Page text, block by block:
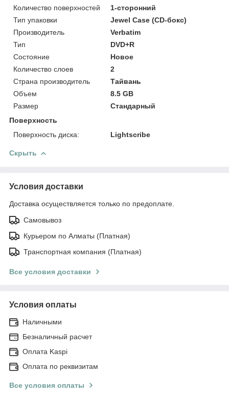
Количество поверхностей
1-сторонний
Тип упаковки
Jewel Case (CD-бокс)
Производитель
Verbatim
Тип
DVD+R
Состояние
Новое
Количество слоев
2
Страна производитель
Тайвань
Объем
8.5 GB
Размер
Стандарный
Поверхность
Поверхность диска:
Lightscribe
Скрыть
Условия доставки
Доставка осуществляется только по предоплате.
Самовывоз
Курьером по Алматы (Платная)
Транспортная компания (Платная)
Все условия доставки
Условия оплаты
Наличными
Безналичный расчет
Оплата Kaspi
Оплата по реквизитам
Все условия оплаты